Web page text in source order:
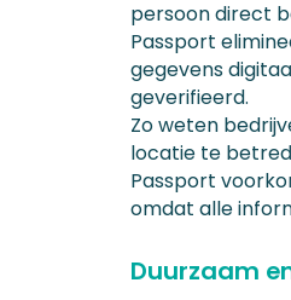
persoon direct
Passport
gegevens
geverifieerd.
Zo weten
locatie te
Passport
omdat alle
Duurzaam